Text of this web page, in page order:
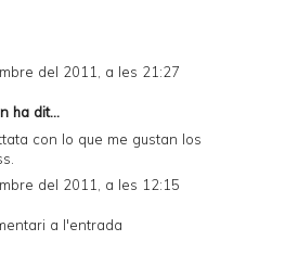
del 2011, a les 21:27
ha dit...
con lo que me gustan los
del 2011, a les 12:15
a l'entrada